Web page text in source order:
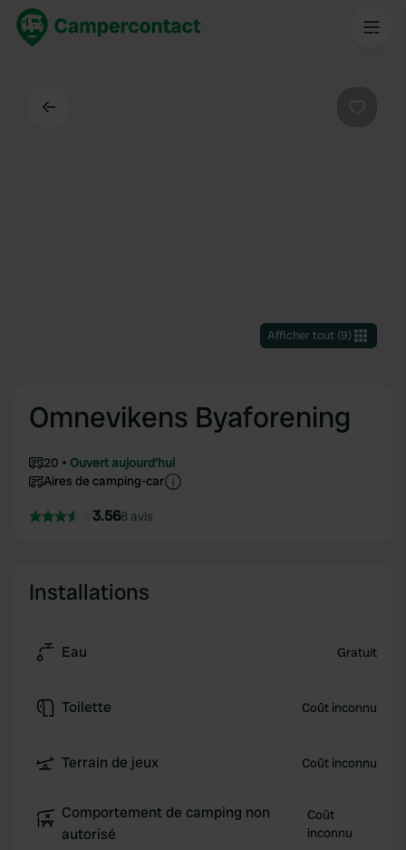
Afficher tout(9)
Omnevikens Byaforening
20
Ouvert aujourd'hui
Aires de camping-car
3.568 avis
Installations
Eau Gratuit
Toilette Coût inconnu
Terrain de jeux Coût inconnu
Comportement de camping non
autorisé
Coût
inconnu